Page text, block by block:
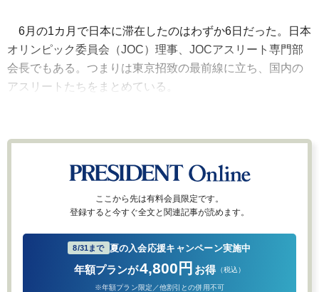
6月の1カ月で日本に滞在したのはわずか6日だった。日本
オリンピック委員会（JOC）理事、JOCアスリート専門部
会長でもある。つまりは東京招致の最前線に立ち、国内の
アスリートたちをまとめている。
ここから先は有料会員限定です。
登録すると今すぐ全文と関連記事が読めます。
8/31まで 夏の入会応援キャンペーン実施中
年額プランが4,800円 お得 （税込）
※年額プラン限定／他割引との併用不可